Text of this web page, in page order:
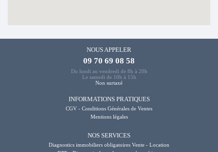
NOUS APPELER
09 70 69 08 58
Du lundi au vendredi de 8h à 20h
Le samedi de 10h à 15h
Non surtaxé
INFORMATIONS PRATIQUES
CGV - Conditions Générales de Ventes
Mentions légales
NOS SERVICES
Diagnostics immobiliers obligatoires Vente - Location